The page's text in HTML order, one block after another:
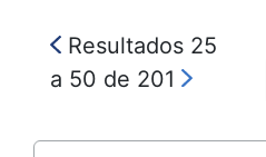
Resultados 25
a 50 de 201